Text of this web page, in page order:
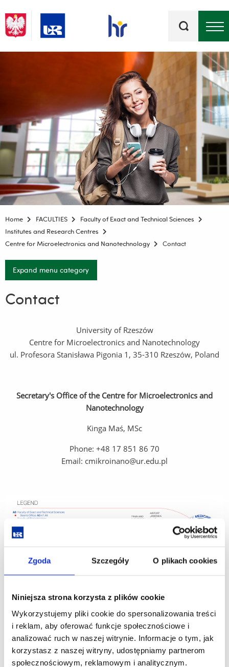
Zgoda Szczegóły O plikach cookies
Niniejsza strona korzysta z plików cookie
Wykorzystujemy pliki cookie do spersonalizowania treści
i reklam, aby oferować funkcje społecznościowe i
analizować ruch w naszej witrynie. Informacje o tym, jak
korzystasz z naszej witryny, udostępniamy partnerom
społecznościowym, reklamowym i analitycznym.
Home FACULTIES
Faculty of Exact and Technical Sciences
Institutes and Research Centres
Centre for Microelectronics and Nanotechnology
Contact
Expand menu category
Contact
University of Rzeszów
Centre for Microelectronics and Nanotechnology
ul. Profesora Stanisława Pigonia 1, 35-310 Rzeszów, Poland
Secretary's Office of the Centre for Microelectronics and
Nanotechnology
Kinga Maś, MSc
Phone: +48 17 851 86 70
Email: cmikroinano@ur.edu.pl